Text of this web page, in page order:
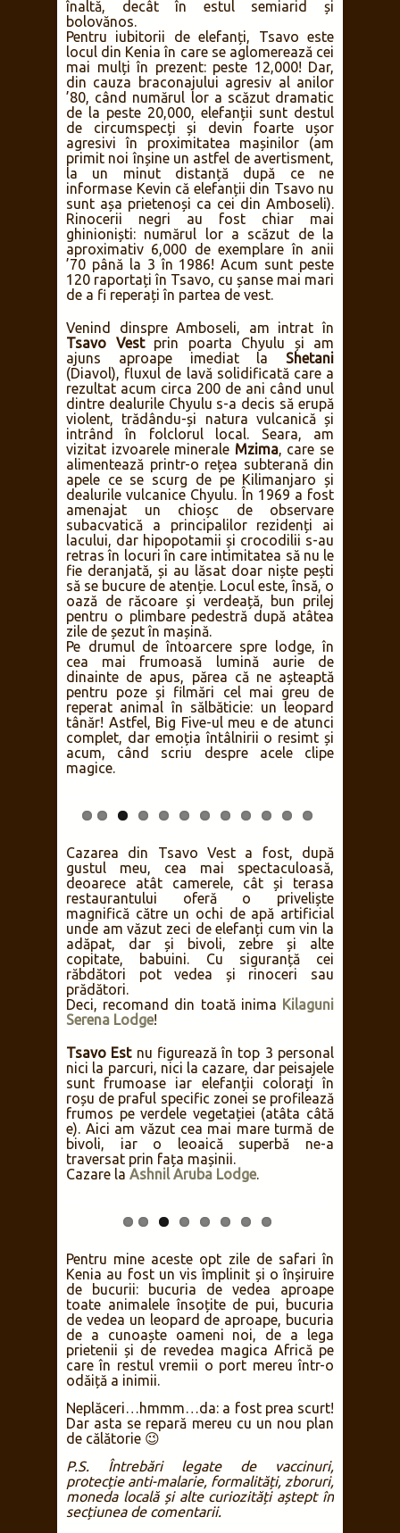
km², o suprafață mai mare decât Țara
Galilor. Din motive administrative, parcul
a fost împărțit în mod inegal întreTsavo
Vest(9,065 km²) și Tsavo Est(13,747
km²), dar traseele de safari acoperă în
ambele arii mult mai mici. Viața sălbatică
este abundentă, dar habitatul arată
diferit în cele două zone, ceea ce face
observarea animalelor mai dificilă în
partea de vest plină de tufișuri și iarbă
înaltă, decât în estul semiarid și
bolovănos.
Pentru iubitorii de elefanți, Tsavo este
locul din Kenia în care se aglomerează cei
mai mulți în prezent: peste 12,000! Dar,
din cauza braconajului agresiv al anilor
’80, când numărul lor a scăzut dramatic
de la peste 20,000, elefanții sunt destul
de circumspecți și devin foarte ușor
agresivi în proximitatea mașinilor (am
primit noi înșine un astfel de avertisment,
la un minut distanță după ce ne
informase Kevin că elefanții din Tsavo nu
sunt așa prietenoși ca cei din Amboseli).
Rinocerii negri au fost chiar mai
ghinioniști: numărul lor a scăzut de la
aproximativ 6,000 de exemplare în anii
’70 până la 3 în 1986! Acum sunt peste
120 raportați în Tsavo, cu șanse mai mari
de a fi reperați în partea de vest.
Venind dinspre Amboseli, am intrat în
Tsavo Vestprin poarta Chyulu și am
ajuns aproape imediat laShetani
(Diavol), fluxul de lavă solidificată care a
rezultat acum circa 200 de ani când unul
dintre dealurile Chyulu s-a decis să erupă
violent, trădându-și natura vulcanică și
intrând în folclorul local. Seara, am
vizitat izvoarele mineraleMzima, care se
alimentează printr-o rețea subterană din
apele ce se scurg de pe Kilimanjaro și
dealurile vulcanice Chyulu. În 1969 a fost
amenajat un chioșc de observare
subacvatică a principalilor rezidenți ai
lacului, dar hipopotamii și crocodilii s-au
retras în locuri în care intimitatea să nu le
fie deranjată, și au lăsat doar niște pești
să se bucure de atenție. Locul este, însă, o
oază de răcoare și verdeață, bun prilej
pentru o plimbare pedestră după atâtea
cea mai frumoasă lumină aurie de
pentru poze și filmări cel mai greu de
reperat animal în sălbăticie: un leopard
tânăr! Astfel, Big Five-ul meu e de atunci
complet, dar emoția întâlnirii o resimt și
acum, când scriu despre acele clipe
magice.
Cazarea din Tsavo Vest a fost, după
gustul meu, cea mai spectaculoasă,
deoarece atât camerele, cât și terasa
restaurantului oferă o priveliște
magnifică către un ochi de apă artificial
unde am văzut zeci de elefanți cum vin la
adăpat, dar și bivoli, zebre și alte
copitate, babuini. Cu siguranță cei
răbdători pot vedea și rinoceri sau
prădători.
Deci, recomand din toată inima
Serena Lodge!
nici la parcuri, nici la cazare, dar peisajele
roșu de praful specific zonei se profilează
frumos pe verdele vegetației (atâta câtă
e). Aici am văzut cea mai mare turmă de
bivoli, iar o leoaică superbă ne-a
traversat prin fața mașinii.
Cazare laAshnil Aruba Lodge
Pentru mine aceste opt zile de safari în
Kenia au fost un vis împlinit și o înșiruire
de bucurii: bucuria de vedea aproape
toate animalele însoțite de pui, bucuria
de vedea un leopard de aproape, bucuria
de a cunoaște oameni noi, de a lega
prietenii și de revedea magica Africă pe
care în restul vremii o port mereu într-o